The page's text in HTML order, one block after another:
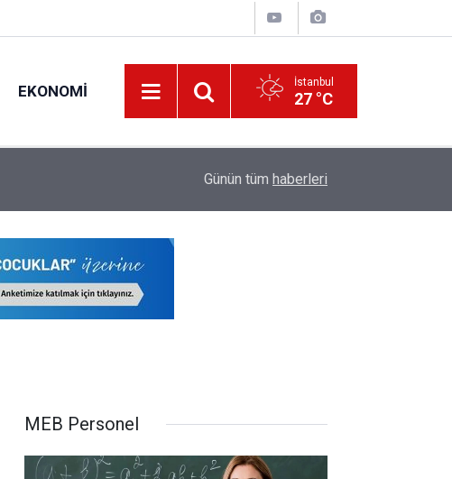
EKONOMI İstanbul
27 °C
Erciyes Üniversitesi KPSS Puanıyla 204 Adet
Günün tüm haberleri
MEB Personel